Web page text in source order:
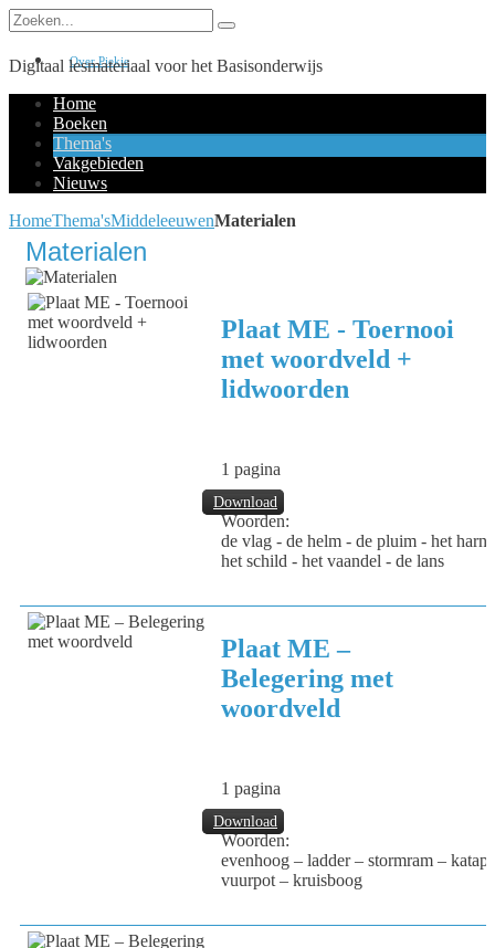
Over Piekie
Digitaal lesmateriaal voor het Basisonderwijs
Home
Boeken
Thema's
Vakgebieden
Nieuws
HomeThema'sMiddeleeuwenMaterialen
Materialen
Download
Plaat ME - Toernooi
met woordveld +
lidwoorden
1 pagina
Woorden:
de vlag - de helm - de pluim - het
het schild - het vaandel - de lans
Download
Plaat ME –
Belegering met
woordveld
1 pagina
Woorden:
evenhoog – ladder – stormram –
vuurpot – kruisboog